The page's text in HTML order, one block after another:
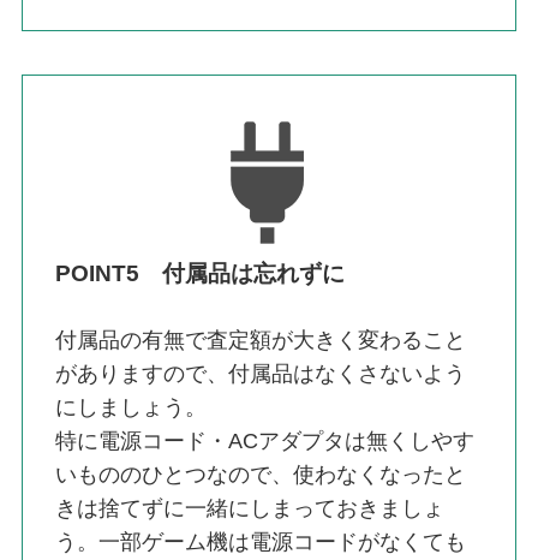
POINT5 付属品は忘れずに
付属品の有無で査定額が大きく変わること
がありますので、付属品はなくさないよう
にしましょう。
特に電源コード・ACアダプタは無くしやす
いもののひとつなので、使わなくなったと
きは捨てずに一緒にしまっておきましょ
う。一部ゲーム機は電源コードがなくても